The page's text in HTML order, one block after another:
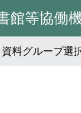
館等協働
資料グループ選